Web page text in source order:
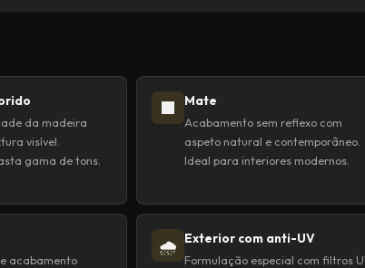
da madeira
visível.
gama de tons.
⬛ Mate
Acabamento sem reflexo com
aspeto natural e contemporâneo.
Ideal para interiores modernos.
acabamento
🌧️ Exterior com anti-UV
Formulação especial com filtros